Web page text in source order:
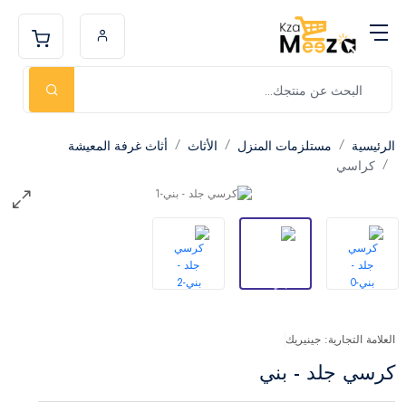
الرئيسية مستلزمات المنزل الأثاث
أثاث غرفة المعيشة
كراسي
العلامة التجارية: جينيريك
كرسي جلد - بني